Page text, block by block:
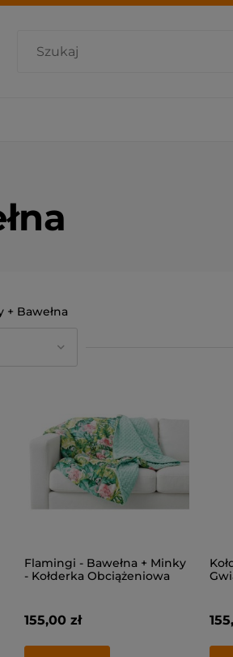
+ Bawełna
Flamingi - Bawełna + Minky
- Kołderka Obciążeniowa
155,00 zł